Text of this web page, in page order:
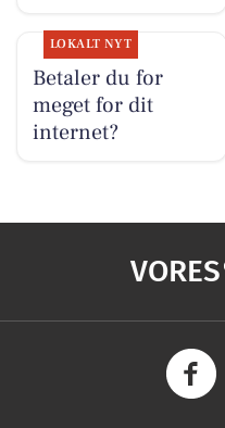
LOKALT NYT
Betaler du for
meget for dit
internet?
VORES